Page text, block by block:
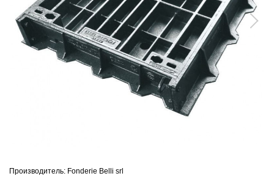
Производитель: Fonderie Belli srl